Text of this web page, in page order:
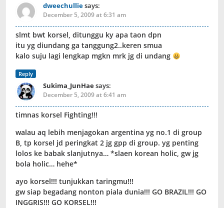
dweechulliesays:
December 5, 2009 at 6:31 am
slmt bwt korsel, ditunggu ky apa taon dpn
itu yg diundang ga tanggung2..keren smua
kalo suju lagi lengkap mgkn mrk jg di undang
Reply
Sukima_JunHaesays:
December 5, 2009 at 6:41 am
timnas korsel Fighting!!!
walau aq lebih menjagokan argentina yg no.1 di group
B, tp korsel jd peringkat 2 jg gpp di group. yg penting
lolos ke babak slanjutnya… *slaen korean holic, gw jg
bola holic… hehe*
ayo korsel!!! tunjukkan taringmu!!!
gw siap begadang nonton piala dunia!!! GO BRAZIL!!! GO
INGGRIS!!! GO KORSEL!!!